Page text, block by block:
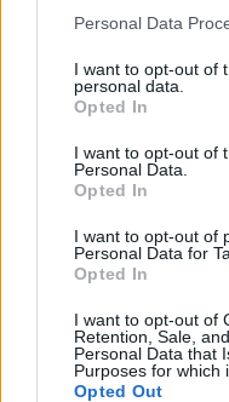
Personal Data
I want to opt-out of
personal data.
Opted In
I want to opt-out of
Personal Data.
Opted In
I want to opt-out of
Personal Data for
Opted In
I want to opt-out of
Retention, Sale,
Personal Data that
Purposes for which
Opted Out